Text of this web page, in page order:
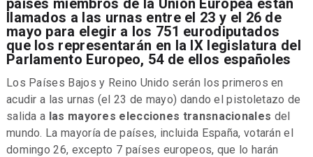
países miembros de la Unión Europea están
llamados a las urnas entre el 23 y el 26 de
mayo para elegir a los 751 eurodiputados
que los representarán en la IX legislatura del
Parlamento Europeo, 54 de ellos españoles
Los Países Bajos y Reino Unido serán los primeros en
acudir a las urnas (el 23 de mayo) dando el pistoletazo de
salida a las mayores elecciones transnacionales del
mundo. La mayoría de países, incluida España, votarán el
domingo 26, excepto 7 países europeos, que lo harán